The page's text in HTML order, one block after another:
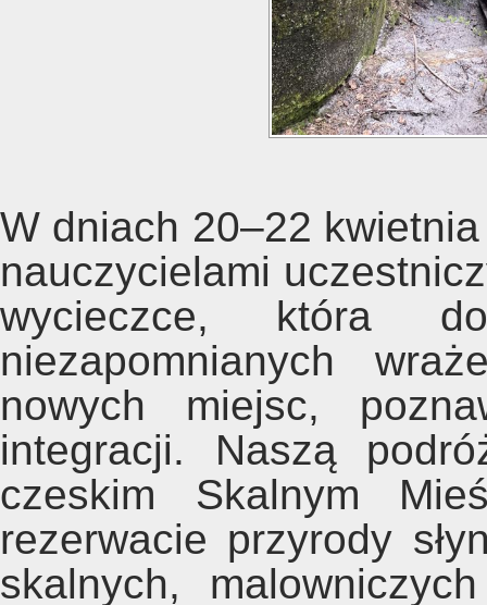
W dniach 20–22
nauczycielami
wycieczce, która
niezapomnianych
nowych miejsc,
integracji. Naszą
czeskim Skalnym
rezerwacie przyrody
skalnych,